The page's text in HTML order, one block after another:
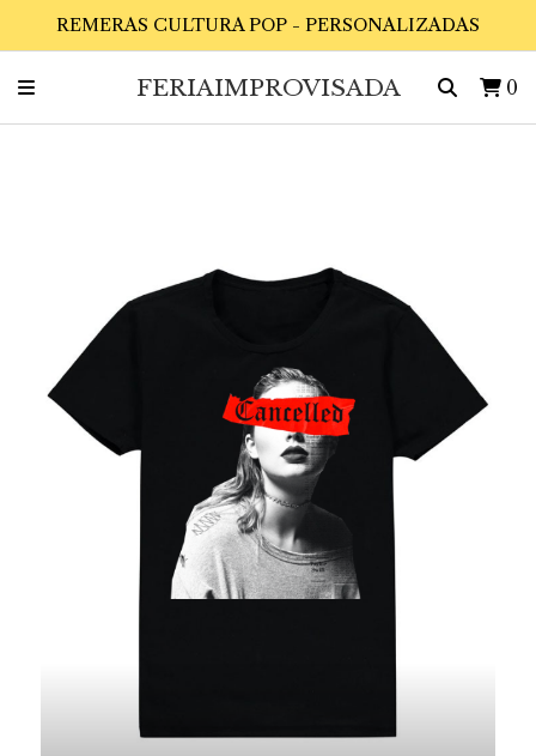
REMERAS CULTURA POP - PERSONALIZADAS
FERIAIMPROVISADA 0